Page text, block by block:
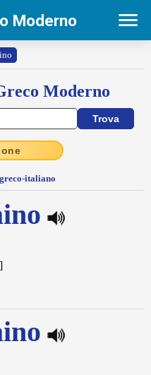
Moderno
Moderno
italiano